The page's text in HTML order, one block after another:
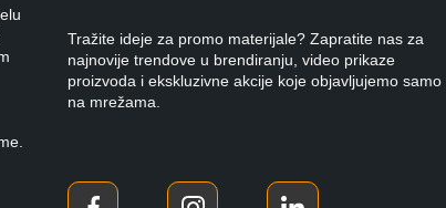
Tražite ideje za promo materijale? Zapratite nas za
najnovije trendove u brendiranju, video prikaze
proizvoda i ekskluzivne akcije koje objavljujemo samo
na mrežama.